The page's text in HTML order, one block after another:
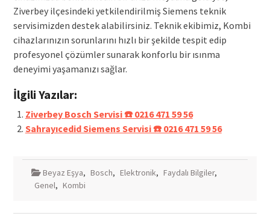
Ziverbey ilçesindeki yetkilendirilmiş Siemens teknik
servisimizden destek alabilirsiniz. Teknik ekibimiz, Kombi
cihazlarınızın sorunlarını hızlı bir şekilde tespit edip
profesyonel çözümler sunarak konforlu bir ısınma
deneyimi yaşamanızı sağlar.
İlgili Yazılar:
Ziverbey Bosch Servisi ☎️ 0216 471 59 56
Sahrayıcedid Siemens Servisi ☎️ 0216 471 59 56
Beyaz Eşya, Bosch, Elektronik, Faydalı Bilgiler,
Genel, Kombi